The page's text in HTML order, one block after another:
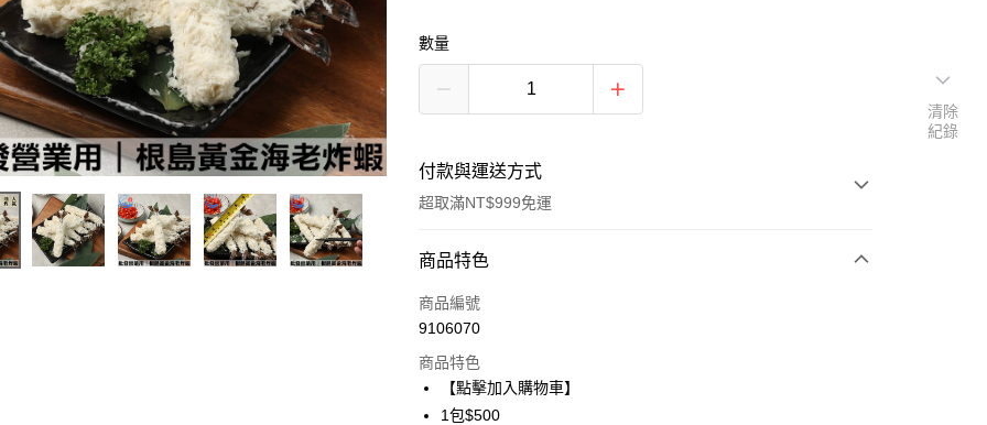
數量
付款與運送方式
超取滿NT$999免運
付款方式
信用卡一次付款
3 期 0 利率 每期
合作金庫商業銀行
6 期 0 利率 每期
商品特色
商品編號
9106070
商品特色
【點擊加入購物車】
1包$500
清除
紀錄